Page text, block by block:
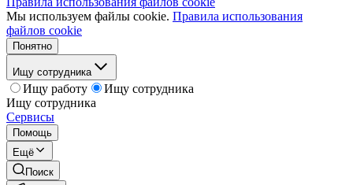
Мы используем файлы cookie. Правила использования
файлов cookie
Понятно
Ищу сотрудника
Ищу работу
Ищу сотрудника
Ищу сотрудника
Сервисы
Помощь
Ещё
Поиск